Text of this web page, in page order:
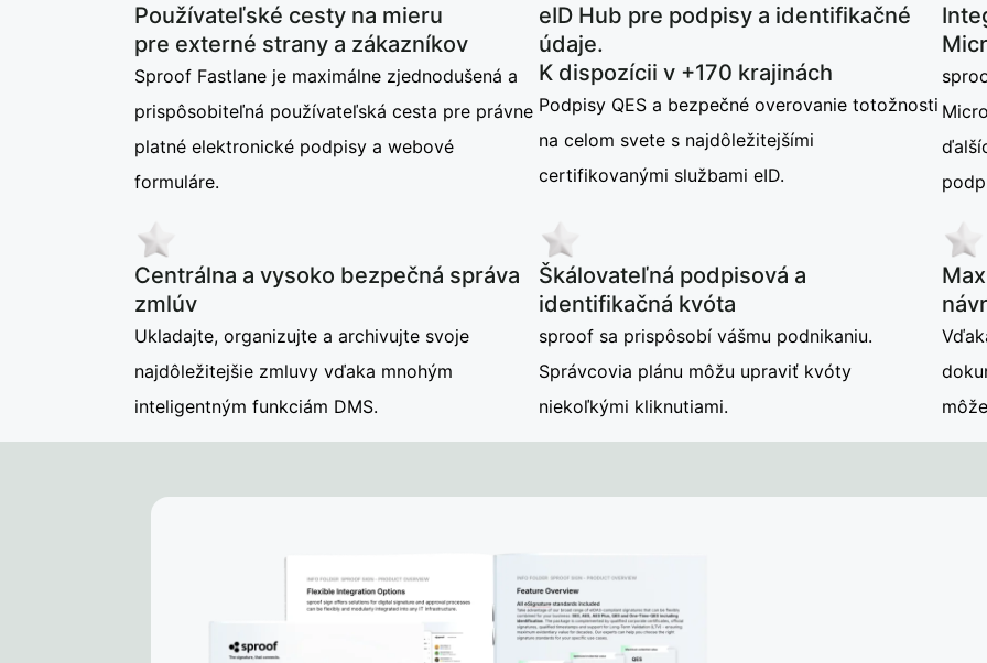
Používateľské cesty na mieru
pre externé strany a zákazníkov
Sproof Fastlane je maximálne zjednodušená a
prispôsobiteľná používateľská cesta pre právne
platné elektronické podpisy a webové
formuláre.
eID Hub pre podpisy a identifikačné
údaje.
K dispozícii v +170 krajinách
Podpisy QES a bezpečné overovanie totožnosti
na celom svete s najdôležitejšími
certifikovanými službami eID.
Centrálna a vysoko bezpečná správa
zmlúv
Ukladajte, organizujte a archivujte svoje
najdôležitejšie zmluvy vďaka mnohým
inteligentným funkciám DMS.
Škálovateľná podpisová a
identifikačná kvóta
sproof sa prispôsobí vášmu podnikaniu.
Správcovia plánu môžu upraviť kvóty
niekoľkými kliknutiami.